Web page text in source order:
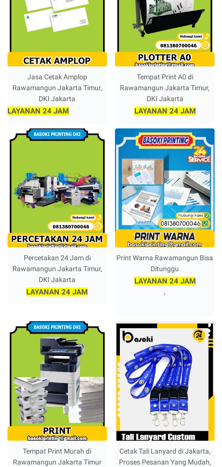
Jasa Cetak Amplop
Rawamangun Jakarta Timur,
DKI Jakarta
LAYANAN 24 JAM
Tempat Print A0 di
Rawamangun Jakarta Timur,
DKI Jakarta
LAYANAN 24 JAM
Percetakan 24 Jam di
Rawamangun Jakarta Timur,
DKI Jakarta
LAYANAN 24 JAM
Print Warna Rawamangun Bisa
Ditunggu
LAYANAN 24 JAM
,
Tempat Print Murah di
Rawamangun Jakarta Timur
Cetak Tali Lanyard di Jakarta,
Proses Pesanan Yang Mudah,